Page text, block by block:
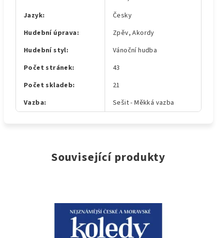
Jazyk:
Česky
Hudební úprava:
Zpěv, Akordy
Hudební styl:
Vánoční hudba
Počet stránek:
43
Počet skladeb:
21
Vazba: Sešit - Měkká vazba
Související produkty